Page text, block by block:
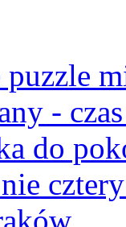
puzzle
-
do